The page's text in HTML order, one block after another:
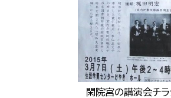
閑院宮の講演会チラ